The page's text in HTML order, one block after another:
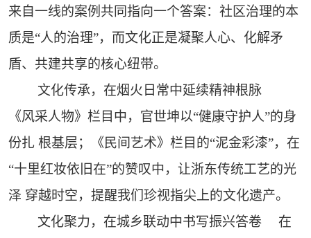
来自一线的案例共同指向一个答案：社区治理的本
质是“人的治理”，而文化正是凝聚人心、化解矛
盾、共建共享的核心纽带。
文化传承，在烟火日常中延续精神根脉
《风采人物》栏目中，官世坤以“健康守护人”的身
份扎 根基层；《民间艺术》栏目的“泥金彩漆”，在
“十里红妆依旧在”的赞叹中，让浙东传统工艺的光
泽 穿越时空，提醒我们珍视指尖上的文化遗产。
文化聚力，在城乡联动中书写振兴答卷 在